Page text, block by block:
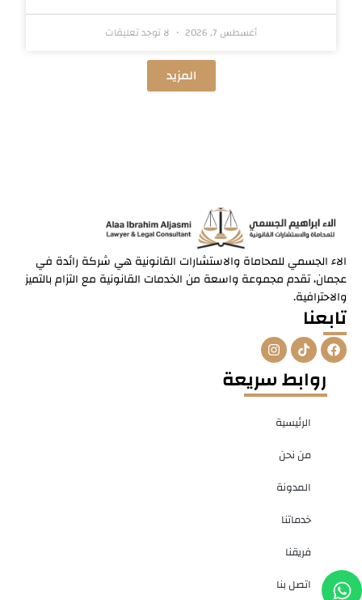
W
P
أغسطس 7, 2026 لا توجد تعليقات
المزيد
الاء الجسمي للمحاماة والاستشارات القانونية هي شركة رائدة في
عجمان، تقدم مجموعة واسعة من الخدمات القانونية مع التزام بالتميز
والاحترافية.
تابعنا
F
a
c
b
T
i
k
t
o
I
n
s
t
a
روابط سريعة
الرئيسية
من نحن
المدونة
خدماتنا
فريقنا
اتصل بنا